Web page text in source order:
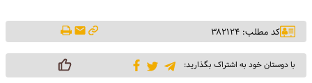
کد مطلب: ۳۸۲۱۲۴
با دوستان خود به اشتراک بگذارید: